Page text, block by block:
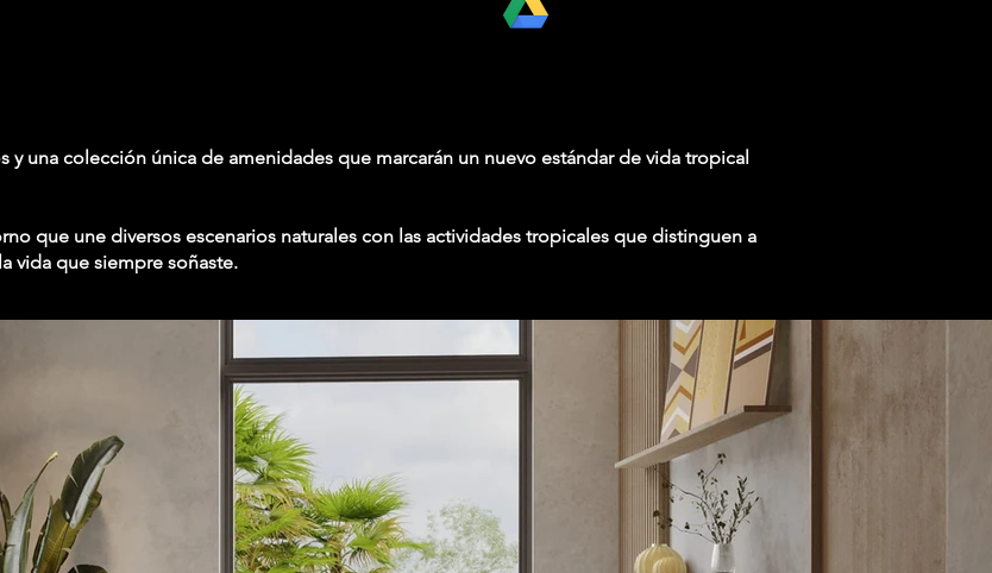
y una colección única de amenidades que marcarán un nuevo estándar de vida tropical
que une diversos escenarios naturales con las actividades tropicales que distinguen a
vida que siempre soñaste.